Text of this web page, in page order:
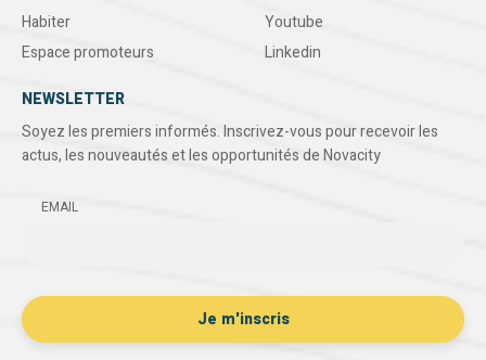
Habiter
Espace promoteurs
Youtube
Linkedin
NEWSLETTER
Soyez les premiers informés. Inscrivez-vous pour recevoir les
actus, les nouveautés et les opportunités de Novacity
EMAIL